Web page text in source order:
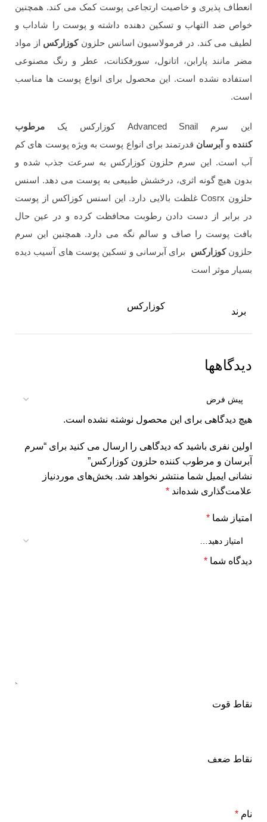
انعطاف پذیری و خاصیت ارتجاعی پوست کمک می کند. همچنین
خواص ضد التهاب و تسکین دهنده داشته و پوست را شاداب و
لطیف می کند. در فرمولاسیون اسانس حلزونکوزارکس از مواد
مضر مانند پارابن، اتانول، سورفکتانت، عطر و رنگ مصنوعی
استفاده نشده است. این محصول برای انواع پوست ها مناسب
است.
این سرم Advanced Snail کوزارکس یک
مرطوب
کننده و آبرسان قدرتمند برای انواع پوست به ویژه پوست های کم
آب است. این سرم حلزون کوزارکس به سرعت جذب شده و
بدون هیچ گونه اثری، درخشش طبیعی به پوست می دهد. اسنس
حلزون Cosrx غلظت بالایی دارد. این اسنس کوزاکس از پوست
در برابر از دست دادن رطوبت محافظت کرده و در عین حال
بافت پوست را صاف و سالم نگه می دارد. همچنین این سرم
حلزونکوزارکس
برای آبرسانی و تسکین پوست های آسیب دیده
بسیار موثر است
برند
کوزارکس
دیدگاهها
هیچ دیدگاهی برای این محصول نوشته نشده است.
اولین نفری باشید که دیدگاهی را ارسال می کنید برای “سرم
آبرسان و مرطوب کننده حلزون کوزارکس”
نشانی ایمیل شما منتشر نخواهد شد. بخش‌های موردنیاز
علامت‌گذاری شده‌اند *
امتیاز شما *
دیدگاه شما *
نقاط قوت
نقاط ضعف
نام *